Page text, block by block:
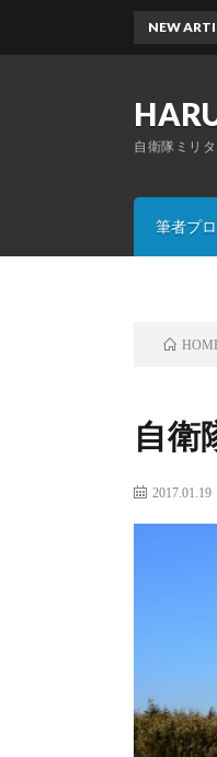
自衛隊ミリ
筆者プ
NEW
自衛
2017.01.19